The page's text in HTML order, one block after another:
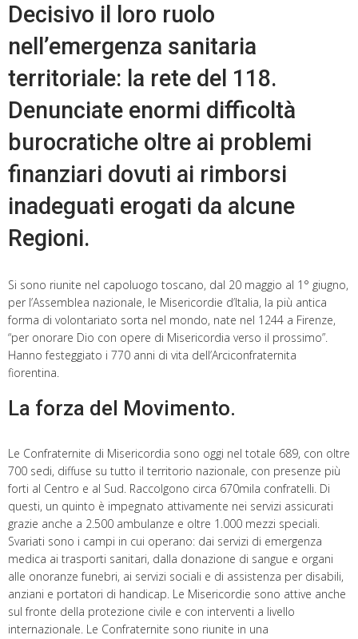
Decisivo il loro ruolo
nell’emergenza sanitaria
territoriale: la rete del 118.
Denunciate enormi difficoltà
burocratiche oltre ai problemi
finanziari dovuti ai rimborsi
inadeguati erogati da alcune
Regioni.
Si sono riunite nel capoluogo toscano, dal 20 maggio al 1° giugno,
per l’Assemblea nazionale, le Misericordie d’Italia, la più antica
forma di volontariato sorta nel mondo, nate nel 1244 a Firenze,
“per onorare Dio con opere di Misericordia verso il prossimo”.
Hanno festeggiato i 770 anni di vita dell’Arciconfraternita
fiorentina.
La forza del Movimento.
Le Confraternite di Misericordia sono oggi nel totale 689, con oltre
700 sedi, diffuse su tutto il territorio nazionale, con presenze più
forti al Centro e al Sud. Raccolgono circa 670mila confratelli. Di
questi, un quinto è impegnato attivamente nei servizi assicurati
grazie anche a 2.500 ambulanze e oltre 1.000 mezzi speciali.
Svariati sono i campi in cui operano: dai servizi di emergenza
medica ai trasporti sanitari, dalla donazione di sangue e organi
alle onoranze funebri, ai servizi sociali e di assistenza per disabili,
anziani e portatori di handicap. Le Misericordie sono attive anche
sul fronte della protezione civile e con interventi a livello
internazionale. Le Confraternite sono riunite in una